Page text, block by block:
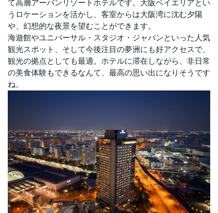
て高層アーバンリゾートホテルです。大阪ベイエリアとい
うロケーションを活かし、客室からは大阪湾に沈む夕陽
や、幻想的な夜景を望むことができます。
海遊館やユニバーサル・スタジオ・ジャパンといった人気
観光スポット、そして今後注目の夢洲にも好アクセスで、
観光の拠点としても最適。ホテルに滞在しながら、非日常
の美食体験もできるなんて、最高の思い出になりそうです
ね。